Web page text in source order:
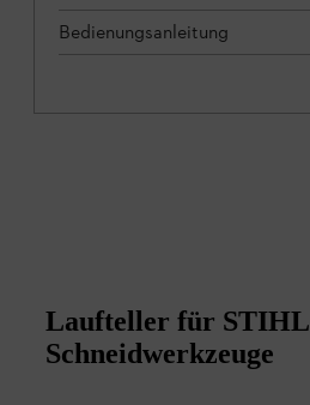
Bedienungsanleitung
Laufteller für STIHL
Schneidwerkzeuge